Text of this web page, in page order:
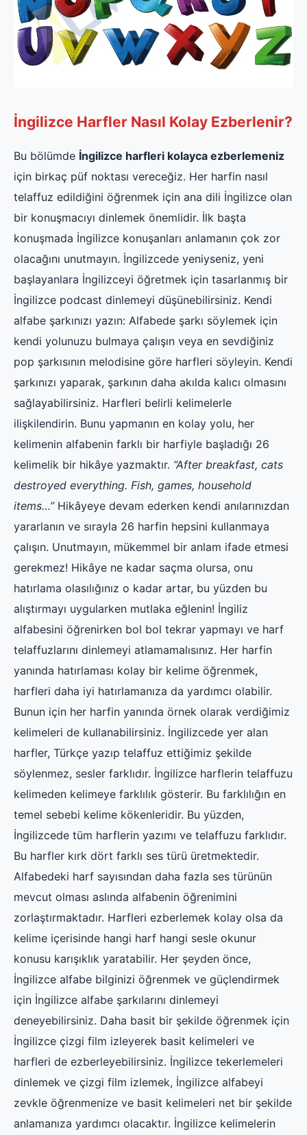
İngilizce Harfler Nasıl Kolay Ezberlenir?
Bu bölümde İngilizce harfleri kolayca ezberlemeniz
için birkaç püf noktası vereceğiz. Her harfin nasıl
telaffuz edildiğini öğrenmek için ana dili İngilizce olan
bir konuşmacıyı dinlemek önemlidir. İlk başta
konuşmada İngilizce konuşanları anlamanın çok zor
olacağını unutmayın. İngilizcede yeniyseniz, yeni
başlayanlara İngilizceyi öğretmek için tasarlanmış bir
İngilizce podcast dinlemeyi düşünebilirsiniz. Kendi
alfabe şarkınızı yazın: Alfabede şarkı söylemek için
kendi yolunuzu bulmaya çalışın veya en sevdiğiniz
pop şarkısının melodisine göre harfleri söyleyin. Kendi
şarkınızı yaparak, şarkının daha akılda kalıcı olmasını
sağlayabilirsiniz. Harfleri belirli kelimelerle
ilişkilendirin. Bunu yapmanın en kolay yolu, her
kelimenin alfabenin farklı bir harfiyle başladığı 26
kelimelik bir hikâye yazmaktır. “After breakfast, cats
destroyed everything. Fish, games, household
items…”Hikâyeye devam ederken kendi anılarınızdan
yararlanın ve sırayla 26 harfin hepsini kullanmaya
çalışın. Unutmayın, mükemmel bir anlam ifade etmesi
gerekmez! Hikâye ne kadar saçma olursa, onu
hatırlama olasılığınız o kadar artar, bu yüzden bu
alıştırmayı uygularken mutlaka eğlenin! İngiliz
alfabesini öğrenirken bol bol tekrar yapmayı ve harf
telaffuzlarını dinlemeyi atlamamalısınız. Her harfin
yanında hatırlaması kolay bir kelime öğrenmek,
harfleri daha iyi hatırlamanıza da yardımcı olabilir.
Bunun için her harfin yanında örnek olarak verdiğimiz
kelimeleri de kullanabilirsiniz. İngilizcede yer alan
harfler, Türkçe yazıp telaffuz ettiğimiz şekilde
söylenmez, sesler farklıdır. İngilizce harflerin telaffuzu
kelimeden kelimeye farklılık gösterir. Bu farklılığın en
temel sebebi kelime kökenleridir. Bu yüzden,
İngilizcede tüm harflerin yazımı ve telaffuzu farklıdır.
Bu harfler kırk dört farklı ses türü üretmektedir.
Alfabedeki harf sayısından daha fazla ses türünün
mevcut olması aslında alfabenin öğrenimini
zorlaştırmaktadır. Harfleri ezberlemek kolay olsa da
kelime içerisinde hangi harf hangi sesle okunur
konusu karışıklık yaratabilir. Her şeyden önce,
İngilizce alfabe bilginizi öğrenmek ve güçlendirmek
için İngilizce alfabe şarkılarını dinlemeyi
deneyebilirsiniz. Daha basit bir şekilde öğrenmek için
İngilizce çizgi film izleyerek basit kelimeleri ve
harfleri de ezberleyebilirsiniz. İngilizce tekerlemeleri
dinlemek ve çizgi film izlemek, İngilizce alfabeyi
zevkle öğrenmenize ve basit kelimeleri net bir şekilde
anlamanıza yardımcı olacaktır. İngilizce kelimelerin